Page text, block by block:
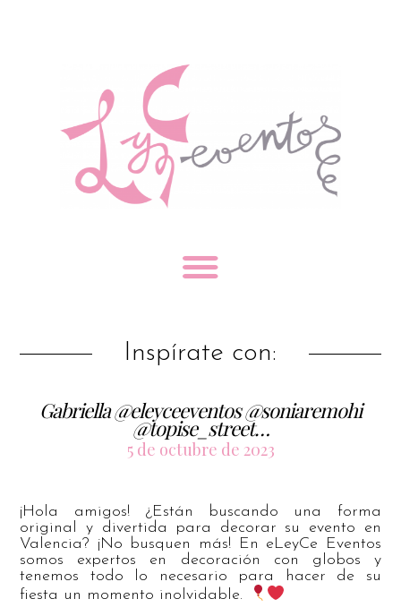
Inspírate con:
Gabriella @eleyceeventos @soniaremohi
@topise_street…
5 de octubre de 2023
¡Hola amigos! ¿Están buscando una forma
original y divertida para decorar su evento en
Valencia? ¡No busquen más! En eLeyCe Eventos
somos expertos en decoración con globos y
tenemos todo lo necesario para hacer de su
fiesta un momento inolvidable.